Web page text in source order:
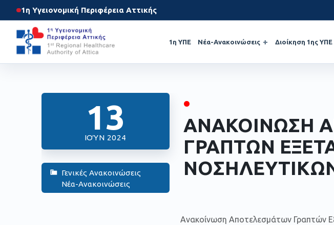
1η Υγειονομική Περιφέρεια Αττικής
1η ΥΠΕ Νέα-Ανακοινώσεις Διοίκηση 1ης ΥΠΕ
13
ΙΟΎΝ 2024
Γενικές Ανακοινώσεις
Νέα-Ανακοινώσεις
•
ΑΝΑΚΟΙΝΩΣΗ
ΓΡΑΠΤΩΝ
Ανακοίνωση Αποτελεσμάτων Γραπτών